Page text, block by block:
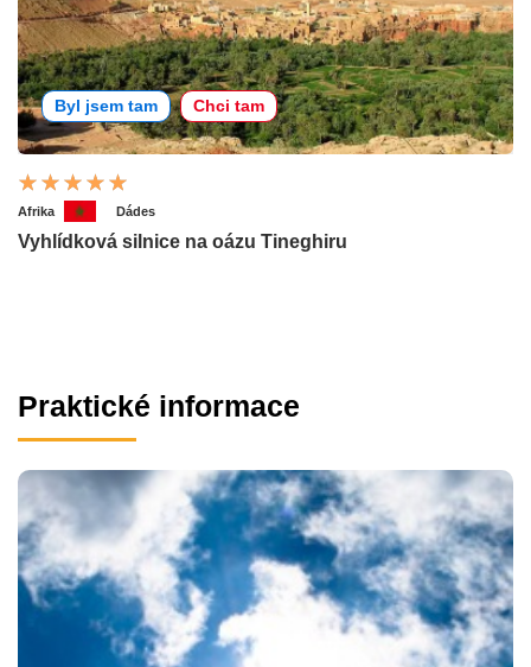
Byl jsem tam Chci tam
Afrika Dádes
Vyhlídková silnice na oázu Tineghiru
Praktické informace